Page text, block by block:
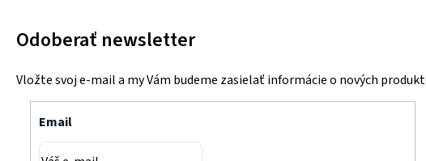
Odoberať newsletter
Vložte svoj e-mail a my Vám budeme zasielať informácie o nových
Email